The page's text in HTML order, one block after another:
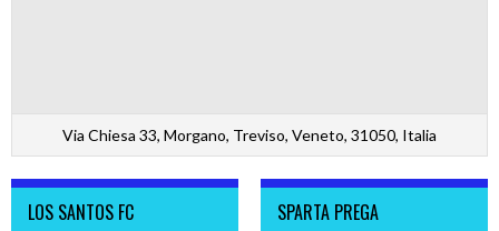
Via Chiesa 33, Morgano, Treviso, Veneto, 31050, Italia
LOS SANTOS FC SPARTA PREGA